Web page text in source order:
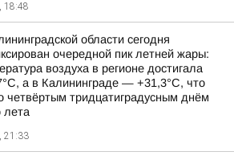
18:48
области сегодня
очередной пик летней жары:
воздуха в регионе достигала
а в Калининграде — +31,3°С, что
четвёртым тридцатиградусным днём
лета
21:33